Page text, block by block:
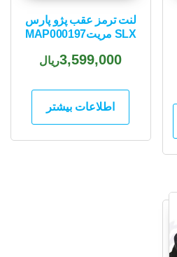
لنت ترمز عقب پژو پارس
SLX مریتMAP000197
3,599,000ریال
اطلاعات بیشتر